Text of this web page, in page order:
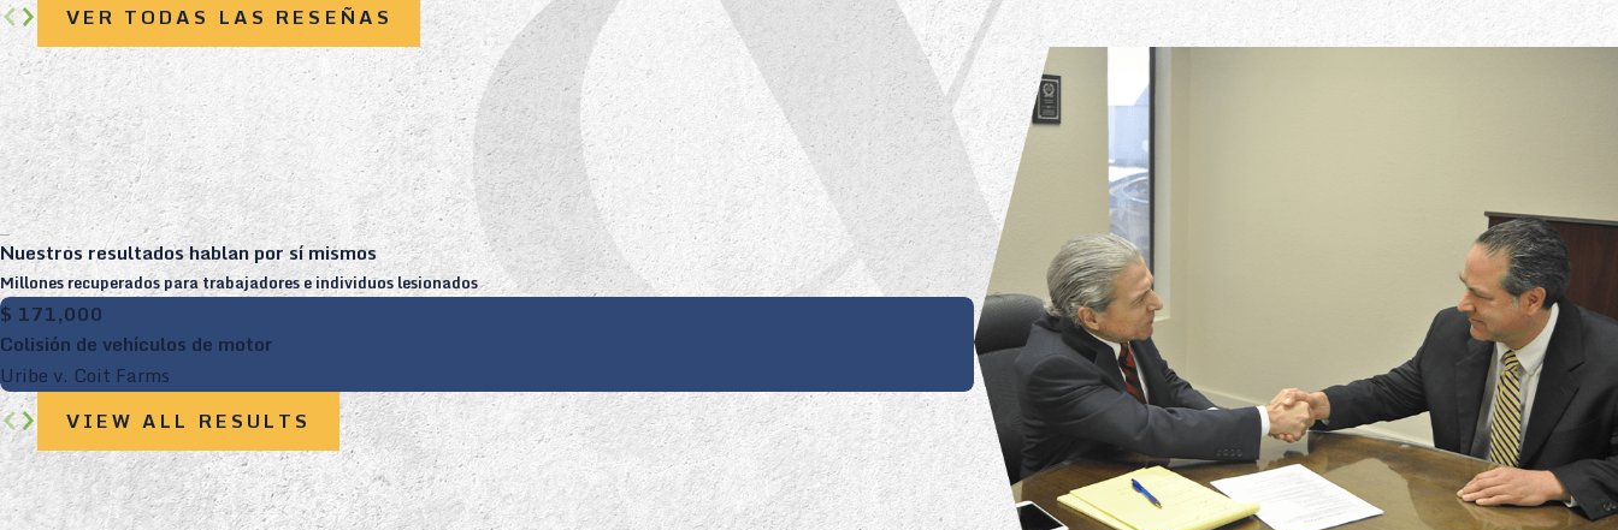
VER TODAS LAS RESEÑAS
Nuestros resultados hablan por sí mismos
Millones recuperados para trabajadores e individuos lesionados
$ 171,000
Colisión de vehículos de motor
Uribe v. Coit Farms
VIEW ALL RESULTS